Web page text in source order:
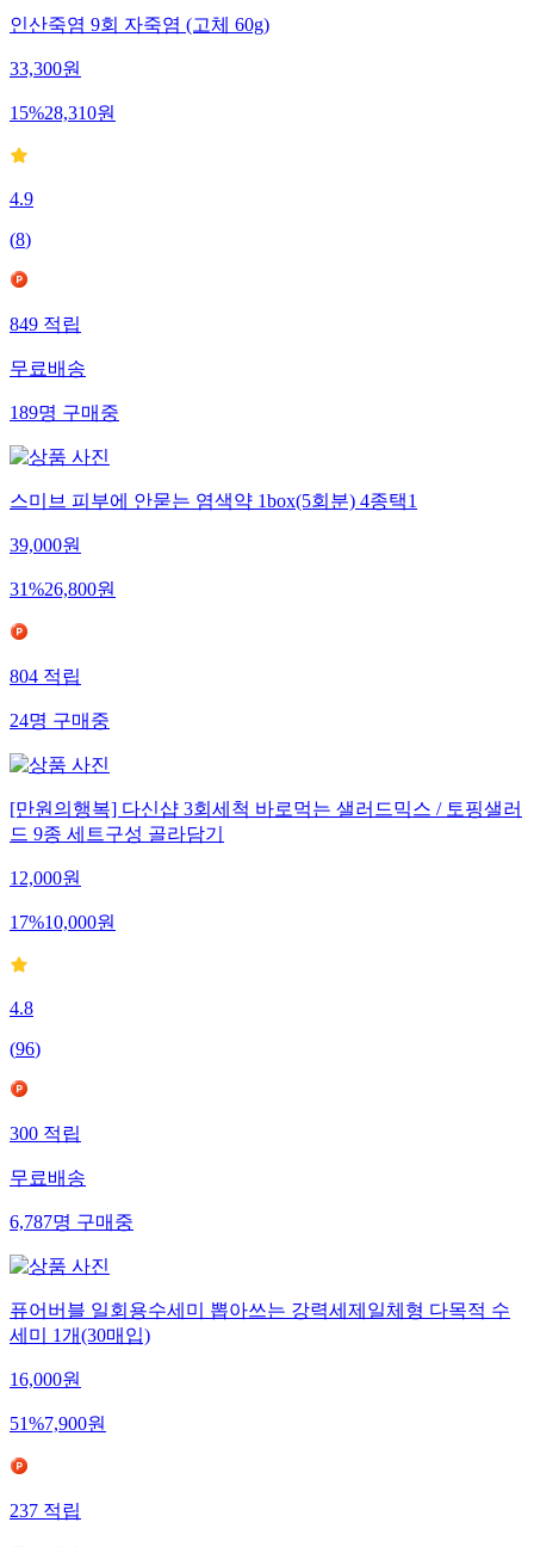
인산죽염 9회 자죽염 (고체 60g)
33,300원
15%28,310원
4.9
(8)
849적립
무료배송
189명구매중
스미브 피부에 안묻는 염색약 1box(5회분) 4종택1
39,000원
31%26,800원
804적립
24명구매중
[만원의행복] 다신샵 3회세척 바로먹는 샐러드믹스 / 토핑샐러
드 9종 세트구성 골라담기
12,000원
17%10,000원
4.8
(96)
300적립
무료배송
6,787명구매중
퓨어버블 일회용수세미 뽑아쓰는 강력세제일체형 다목적 수
세미 1개(30매입)
16,000원
51%7,900원
237적립